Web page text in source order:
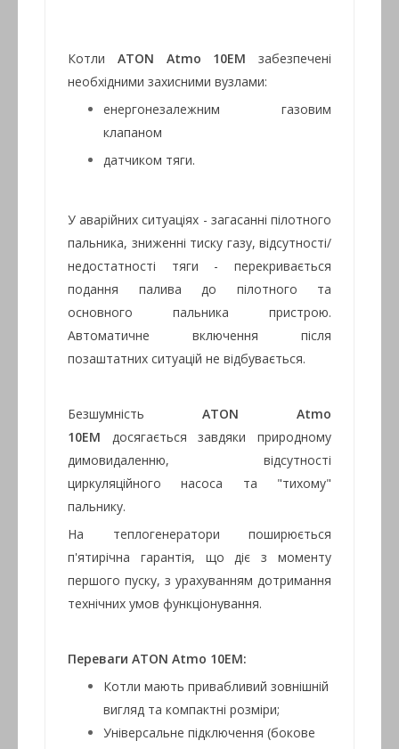
Котли ATON Atmo 10ЕM забезпечені
необхідними захисними вузлами:
енергонезалежним газовим
клапаном
датчиком тяги.
У аварійних ситуаціях - загасанні пілотного
пальника, зниженні тиску газу, відсутності/
недостатності тяги - перекривається
подання палива до пілотного та
основного пальника пристрою.
Автоматичне включення після
позаштатних ситуацій не відбувається.
Безшумність ATON Atmo
10ЕM досягається завдяки природному
димовидаленню, відсутності
циркуляційного насоса та "тихому"
пальнику.
На теплогенератори поширюється
п'ятирічна гарантія, що діє з моменту
першого пуску, з урахуванням дотримання
технічних умов функціонування.
Переваги ATON Atmo 10ЕM:
Котли мають привабливий зовнішній
вигляд та компактні розміри;
Універсальне підключення (бокове